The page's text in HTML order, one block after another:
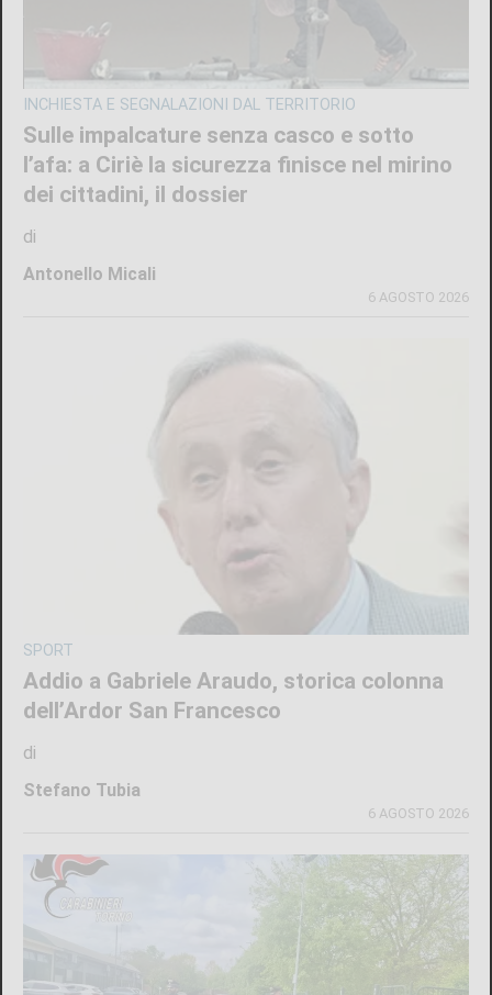
INCHIESTA E SEGNALAZIONI DAL TERRITORIO
Sulle impalcature senza casco e sotto
l’afa: a Ciriè la sicurezza finisce nel mirino
dei cittadini, il dossier
di
Antonello Micali
6 AGOSTO 2026
SPORT
Addio a Gabriele Araudo, storica colonna
dell’Ardor San Francesco
di
Stefano Tubia
6 AGOSTO 2026